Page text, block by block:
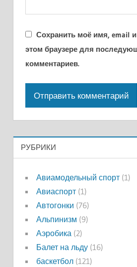
Сохранить моё имя, email и
этом браузере для
комментариев.
РУБРИКИ
Авиамодельный спорт(1)
Авиаспорт(1)
Автогонки (76)
Альпинизм (9)
Аэробика(2)
Балет на льду(16)
баскетбол(121)